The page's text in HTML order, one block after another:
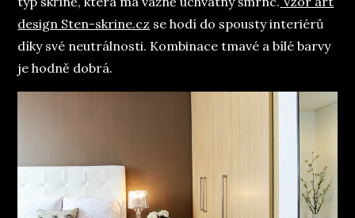
design Sten-skrine.cz se hodí do spousty interiérů
díky své neutrálnosti. Kombinace tmavé a bílé barvy
je hodně dobrá.